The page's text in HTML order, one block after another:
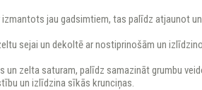
jau gadsimtiem, tas palīdz atjaunot
sejai un dekoltē ar nostiprinošām un
zelta saturam, palīdz samazināt grumbu
un izlīdzina sīkās krunciņas.